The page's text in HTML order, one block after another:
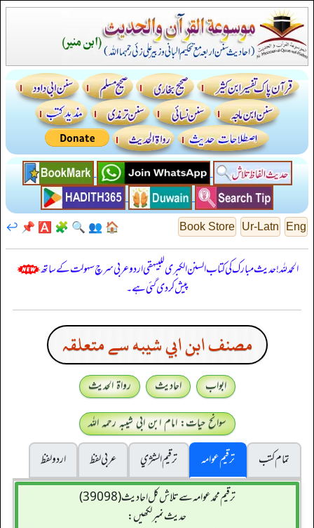
Eng
Ur-Latn
Book Store
🏠
👥
🔍
🧩
🅰️
📌
↩️
الحمدللہ! حدیث مبارک کی کتاب السنن الكبرى للبيهقي اردو عربی سرچ سہولت کے ساتھ
پیش کر دی گئی ہے۔
مصنف ابن ابي شيبه سے متعلقہ
ابواب احادیث
رواۃ الحدیث
سوانح حیات: امام ابن ابی شیبہ رحمہ اللہ
تمام کتب
ترقیم عوامہ ترقيم الشژي عربی لفظ
اردو لفظ
ترقیم محمدعوامہ سے تلاش کل احادیث (39098)
حدیث نمبر لکھیں: